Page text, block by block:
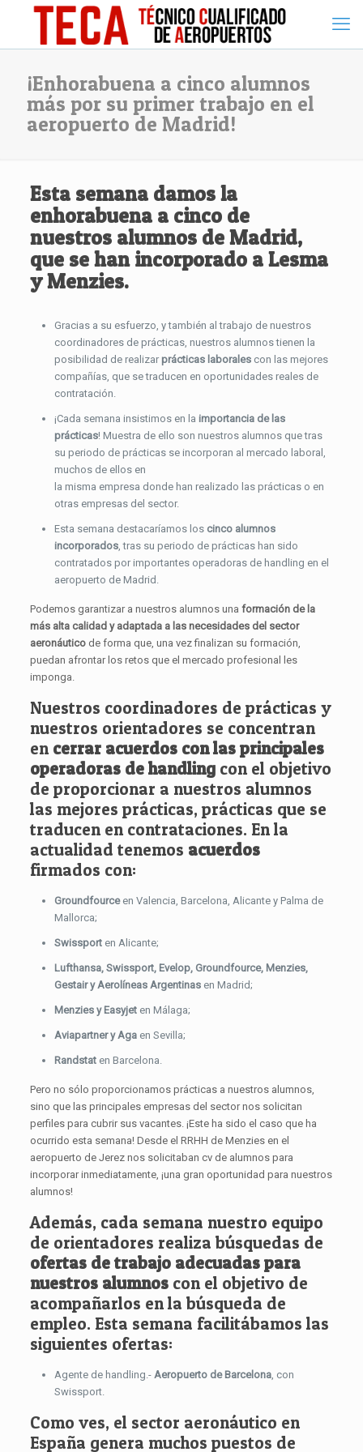
¡Enhorabuena a cinco alumnos
más por su primer trabajo en el
aeropuerto de Madrid!
Esta semana damos la
enhorabuenaa cinco de
nuestros alumnos de Madrid,
que se han incorporado a Lesma
y Menzies.
Gracias a su esfuerzo, y también al trabajo de nuestros
coordinadores de prácticas, nuestros alumnos tienen la
posibilidad de realizar prácticas laboralescon las mejores
compañías, que se traducen en oportunidades reales de
contratación.
¡Cada semana insistimos en la importancia de las
prácticas! Muestra de ello son nuestros alumnos que tras
su periodo de prácticas se incorporan al mercado laboral,
muchos de ellos en
la misma empresa donde han realizado las prácticas o en
otras empresas del sector.
Esta semana destacaríamos los cinco alumnos
incorporados, tras su periodo de prácticas han sido
contratados por importantes operadoras de handling en el
aeropuerto de Madrid.
Podemos garantizar a nuestros alumnos una formación de la
más alta calidad y adaptada a las necesidades del sector
aeronáuticode forma que, una vez finalizan su formación,
puedan afrontar los retos que el mercado profesional les
imponga.
Nuestros coordinadores de prácticas y
nuestros orientadores se concentran
en cerrar acuerdos con las principales
operadoras de handlingcon el objetivo
de proporcionar a nuestros alumnos
las mejores prácticas, prácticas que se
traducen en contrataciones. En la
actualidad tenemos acuerdos
firmados con:
Groundfourceen Valencia, Barcelona, Alicante y Palma de
Mallorca;
Swissporten Alicante;
Lufthansa, Swissport, Evelop, Groundfource, Menzies,
Gestair y Aerolíneas Argentinasen Madrid;
Menzies y Easyjeten Málaga;
Aviapartner y Agaen Sevilla;
Randstaten Barcelona.
Pero no sólo proporcionamos prácticas a nuestros alumnos,
sino que las principales empresas del sector nos solicitan
perfiles para cubrir sus vacantes. ¡Este ha sido el caso que ha
ocurrido esta semana! Desde el RRHH de Menzies en el
aeropuerto de Jerez nos solicitaban cv de alumnos para
incorporar inmediatamente, ¡una gran oportunidad para nuestros
alumnos!
Además, cada semana nuestro equipo
de orientadores realiza búsquedas de
ofertas de trabajo adecuadas para
nuestros alumnoscon el objetivo de
acompañarlos en la búsqueda de
empleo. Esta semana facilitábamos las
siguientes ofertas:
Agente de handling.- Aeropuerto de Barcelona, con
Swissport.
Como ves, el sector aeronáutico en
España genera muchos puestos de